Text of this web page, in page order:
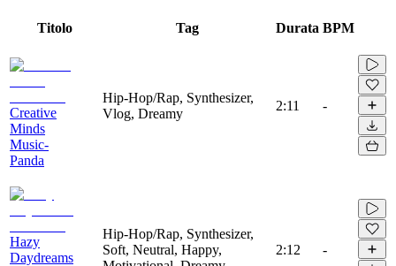
Titolo Tag Durata BPM
Creative
Minds
Music-
Panda
Hip-Hop/Rap, Synthesizer,
Vlog, Dreamy
2:11 -
Hazy
Daydreams
Hip-Hop/Rap, Synthesizer,
Soft, Neutral, Happy,
2:12 -